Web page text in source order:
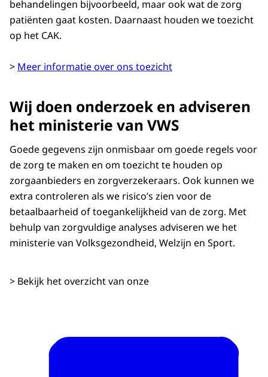
behandelingen bijvoorbeeld, maar ook wat de zorg
patiënten gaat kosten. Daarnaast houden we toezicht
op het CAK.
> Meer informatie over ons toezicht
Wij doen onderzoek en adviseren
het ministerie van VWS
Goede gegevens zijn onmisbaar om goede regels voor
de zorg te maken en om toezicht te houden op
zorgaanbieders en zorgverzekeraars. Ook kunnen we
extra controleren als we risico’s zien voor de
betaalbaarheid of toegankelijkheid van de zorg. Met
behulp van zorgvuldige analyses adviseren we het
ministerie van Volksgezondheid, Welzijn en Sport.
> Bekijk het overzicht van onze